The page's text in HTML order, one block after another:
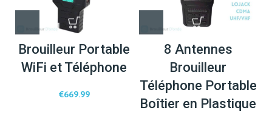
Brouilleur Portable
WiFi et Téléphone
€669.99
8 Antennes
Brouilleur
Téléphone Portable
Boîtier en Plastique